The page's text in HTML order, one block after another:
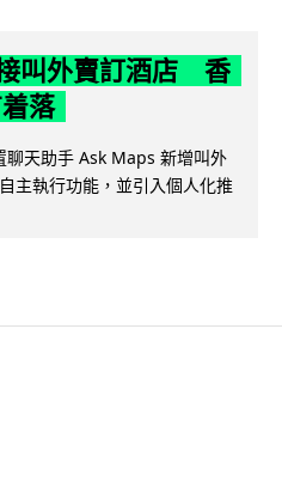
叫外賣訂酒店 香
落
天助手 Ask Maps 新增叫外
主執行功能，並引入個人化推